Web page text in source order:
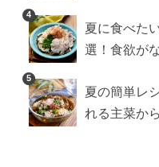
4
夏に食べた
選！食欲が
5
夏の簡単レ
れる主菜か